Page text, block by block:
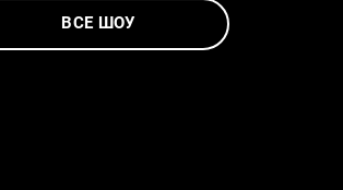
ВСЕ ШОУ